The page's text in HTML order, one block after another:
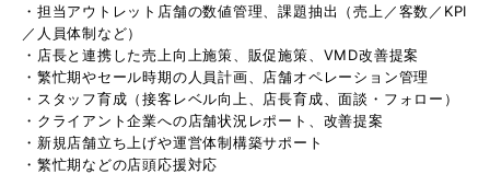
・担当アウトレット店舗の数値管理、課題抽出（売上／客数／KPI
／人員体制など）
・店長と連携した売上向上施策、販促施策、VMD改善提案
・繁忙期やセール時期の人員計画、店舗オペレーション管理
・スタッフ育成（接客レベル向上、店長育成、面談・フォロー）
・クライアント企業への店舗状況レポート、改善提案
・新規店舗立ち上げや運営体制構築サポート
・繁忙期などの店頭応援対応